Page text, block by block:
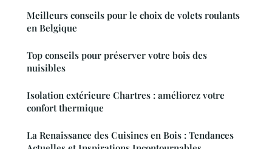
Meilleurs conseils pour le choix de volets roulants
en Belgique
Top conseils pour préserver votre bois des
nuisibles
Isolation extérieure Chartres : améliorez votre
confort thermique
La Renaissance des Cuisines en Bois : Tendances